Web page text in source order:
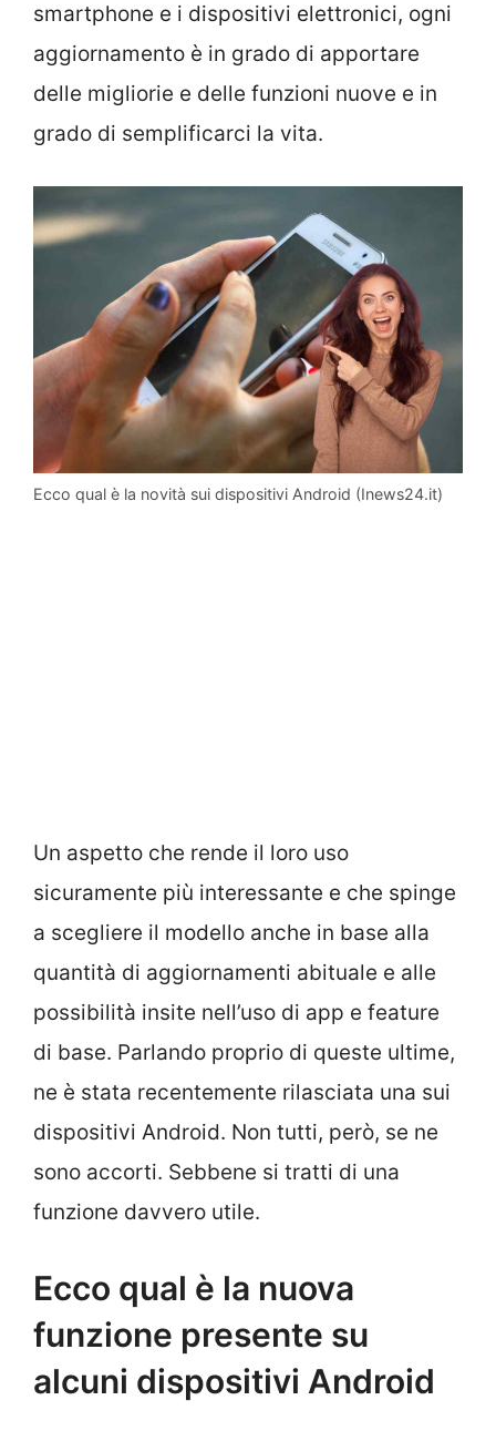
smartphone e i dispositivi elettronici, ogni
aggiornamento è in grado di apportare
delle migliorie e delle funzioni nuove e in
grado di semplificarci la vita.
Ecco qual è la novità sui dispositivi Android (Inews24.it)
Un aspetto che rende il loro uso
sicuramente più interessante e che spinge
a scegliere il modello anche in base alla
quantità di aggiornamenti abituale e alle
possibilità insite nell’uso di app e feature
di base. Parlando proprio di queste ultime,
ne è stata recentemente rilasciata una sui
dispositivi Android. Non tutti, però, se ne
sono accorti. Sebbene si tratti di una
funzione davvero utile.
Ecco qual è la nuova
funzione presente su
alcuni dispositivi Android